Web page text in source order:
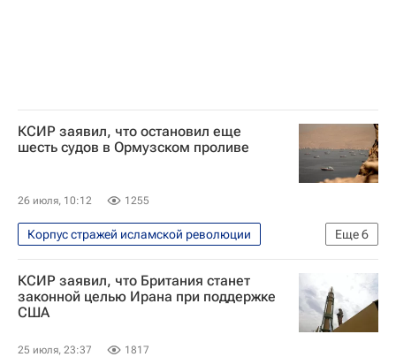
КСИР заявил, что остановил еще
шесть судов в Ормузском проливе
26 июля, 10:12 1255
Еще6
Корпус стражей исламской революции
В мире
Иран
Ормузский пролив
США
Дональд Трамп
КСИР заявил, что Британия станет
законной целью Ирана при поддержке
США
25 июля, 23:37 1817